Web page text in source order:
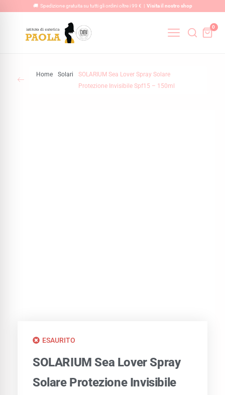
contenuto
🚚 Spedizione gratuita su tutti gli ordini oltre i 99 € | Visita il nostro shop
0
Home Solari
SOLARIUM Sea Lover Spray Solare
Protezione Invisibile Spf15 – 150ml
ESAURITO
SOLARIUM Sea Lover Spray
Solare Protezione Invisibile